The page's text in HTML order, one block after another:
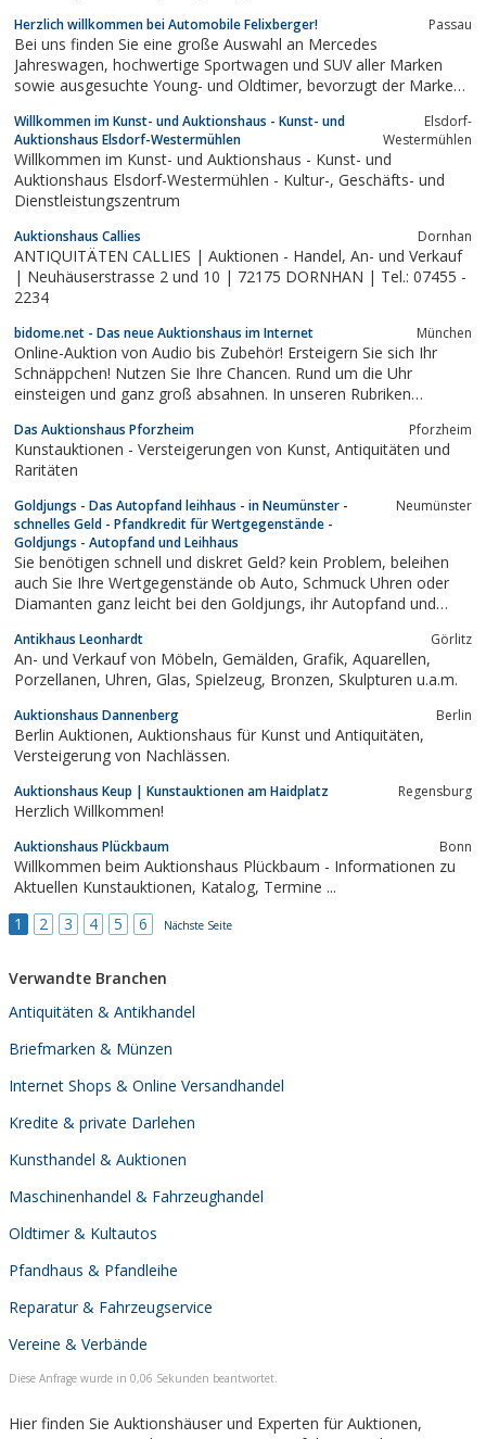
Herzlich willkommen bei Automobile Felixberger! Passau
Bei uns finden Sie eine große Auswahl an Mercedes
Jahreswagen, hochwertige Sportwagen und SUV aller Marken
sowie ausgesuchte Young- und Oldtimer, bevorzugt der Marken:
Mustang, Chevrolet, Corvette, Camaro, Hot Rods usw.
Willkommen im Kunst- und Auktionshaus - Kunst- und
Auktionshaus Elsdorf-Westermühlen
Elsdorf-
Westermühlen
Willkommen im Kunst- und Auktionshaus - Kunst- und
Auktionshaus Elsdorf-Westermühlen - Kultur-, Geschäfts- und
Dienstleistungszentrum
Auktionshaus Callies Dornhan
ANTIQUITÄTEN CALLIES | Auktionen - Handel, An- und Verkauf
| Neuhäuserstrasse 2 und 10 | 72175 DORNHAN | Tel.: 07455 -
2234
bidome.net - Das neue Auktionshaus im Internet München
Online-Auktion von Audio bis Zubehör! Ersteigern Sie sich Ihr
Schnäppchen! Nutzen Sie Ihre Chancen. Rund um die Uhr
einsteigen und ganz groß absahnen. In unseren Rubriken
Das Auktionshaus Pforzheim Pforzheim
Kunstauktionen - Versteigerungen von Kunst, Antiquitäten und
Raritäten
Goldjungs - Das Autopfand leihhaus - in Neumünster -
schnelles Geld - Pfandkredit für Wertgegenstände -
Goldjungs - Autopfand und Leihhaus
Neumünster
Sie benötigen schnell und diskret Geld? kein Problem, beleihen
auch Sie Ihre Wertgegenstände ob Auto, Schmuck Uhren oder
Diamanten ganz leicht bei den Goldjungs, ihr Autopfand und
Standorte sind in Neumünster, Kiel, Flensburg und Norderstedt.
Antikhaus Leonhardt Görlitz
An- und Verkauf von Möbeln, Gemälden, Grafik, Aquarellen,
Porzellanen, Uhren, Glas, Spielzeug, Bronzen, Skulpturen u.a.m.
Auktionshaus Dannenberg Berlin
Berlin Auktionen, Auktionshaus für Kunst und Antiquitäten,
Versteigerung von Nachlässen.
Auktionshaus Keup | Kunstauktionen am Haidplatz Regensburg
Herzlich Willkommen!
Auktionshaus Plückbaum Bonn
Willkommen beim Auktionshaus Plückbaum - Informationen zu
Aktuellen Kunstauktionen, Katalog, Termine ...
1
2 3 4 5 6 Nächste Seite
Verwandte Branchen
Antiquitäten & Antikhandel
Briefmarken & Münzen
Internet Shops & Online Versandhandel
Kredite & private Darlehen
Kunsthandel & Auktionen
Maschinenhandel & Fahrzeughandel
Oldtimer & Kultautos
Pfandhaus & Pfandleihe
Reparatur & Fahrzeugservice
Vereine & Verbände
Diese Anfrage wurde in 0,06 Sekunden beantwortet.
Hier finden Sie Auktionshäuser und Experten für Auktionen,